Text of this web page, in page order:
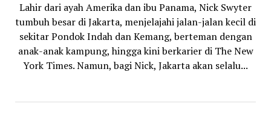
Lahir dari ayah Amerika dan ibu Panama, Nick Swyter
tumbuh besar di Jakarta, menjelajahi jalan-jalan kecil di
sekitar Pondok Indah dan Kemang, berteman dengan
anak-anak kampung, hingga kini berkarier di The New
York Times. Namun, bagi Nick, Jakarta akan selalu...